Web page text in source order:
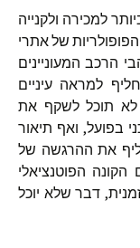
למכירה ולקנייה
של אתרי
הרכב המעוניינים
למראה עיניים
לא תוכל לשקף את
בפועל, ואף תיאור
את ההרגשה של
הפוטנציאלי
דבר שלא יוכל